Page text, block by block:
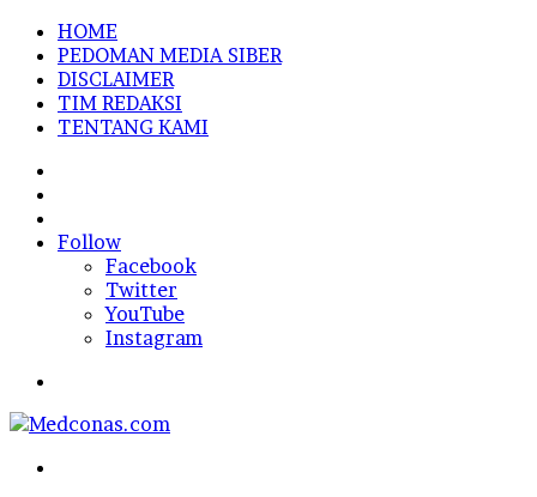
HOME
PEDOMAN MEDIA SIBER
DISCLAIMER
TIM REDAKSI
TENTANG KAMI
In
Follow
Facebook
Twitter
YouTube
Instagram